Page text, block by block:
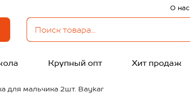
О нас
Крупный опт Хит продаж
для мальчика 2шт. Baykar